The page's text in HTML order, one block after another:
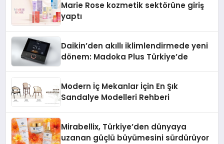
Marie Rose kozmetik sektörüne giriş
yaptı
Daikin’den akıllı iklimlendirmede yeni
dönem: Madoka Plus Türkiye’de
Modern İç Mekanlar İçin En Şık
Sandalye Modelleri Rehberi
Mirabellix, Türkiye’den dünyaya
uzanan güçlü büyümesini sürdürüyor